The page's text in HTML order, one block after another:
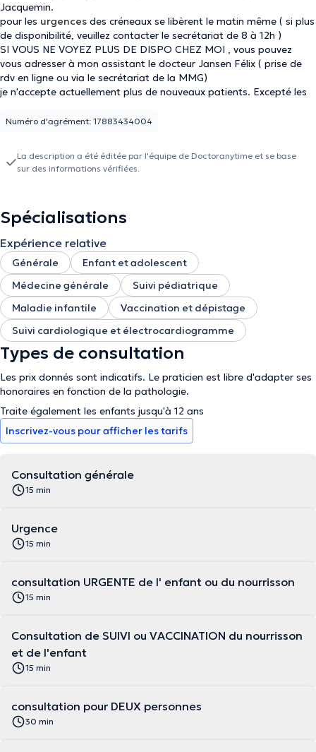
Jacquemin.
pour les urgences des créneaux se libèrent le matin même ( si plus
de disponibilité, veuillez contacter le secrétariat de 8 à 12h )
SI VOUS NE VOYEZ PLUS DE DISPO CHEZ MOI , vous pouvez
vous adresser à mon assistant le docteur Jansen Félix ( prise de
rdv en ligne ou via le secrétariat de la MMG)
je n'accepte actuellement plus de nouveaux patients. Excepté les
contacter secrétariat)
Thy . je prends en charge les examens médicaux pour tout âge (
du nourrisson en passant par l'enfant, l’adolescent, l'adulte à la
Numéro d'agrément: 17883434004
La description a été éditée par l'équipe de Doctoranytime et se base
sur des informations vérifiées.
Spécialisations
Expérience relative
Générale
Enfant et adolescent
Médecine générale
Suivi pédiatrique
Maladie infantile
Vaccination et dépistage
Suivi cardiologique et électrocardiogramme
Types de consultation
Les prix donnés sont indicatifs. Le praticien est libre d'adapter ses
honoraires en fonction de la pathologie.
Traite également les enfants jusqu'à 12 ans
Inscrivez-vous pour afficher les tarifs
Consultation générale
15 min
Urgence
15 min
consultation URGENTE de l' enfant ou du nourrisson
15 min
Consultation de SUIVI ou VACCINATION du nourrisson
et de l'enfant
15 min
consultation pour DEUX personnes
30 min